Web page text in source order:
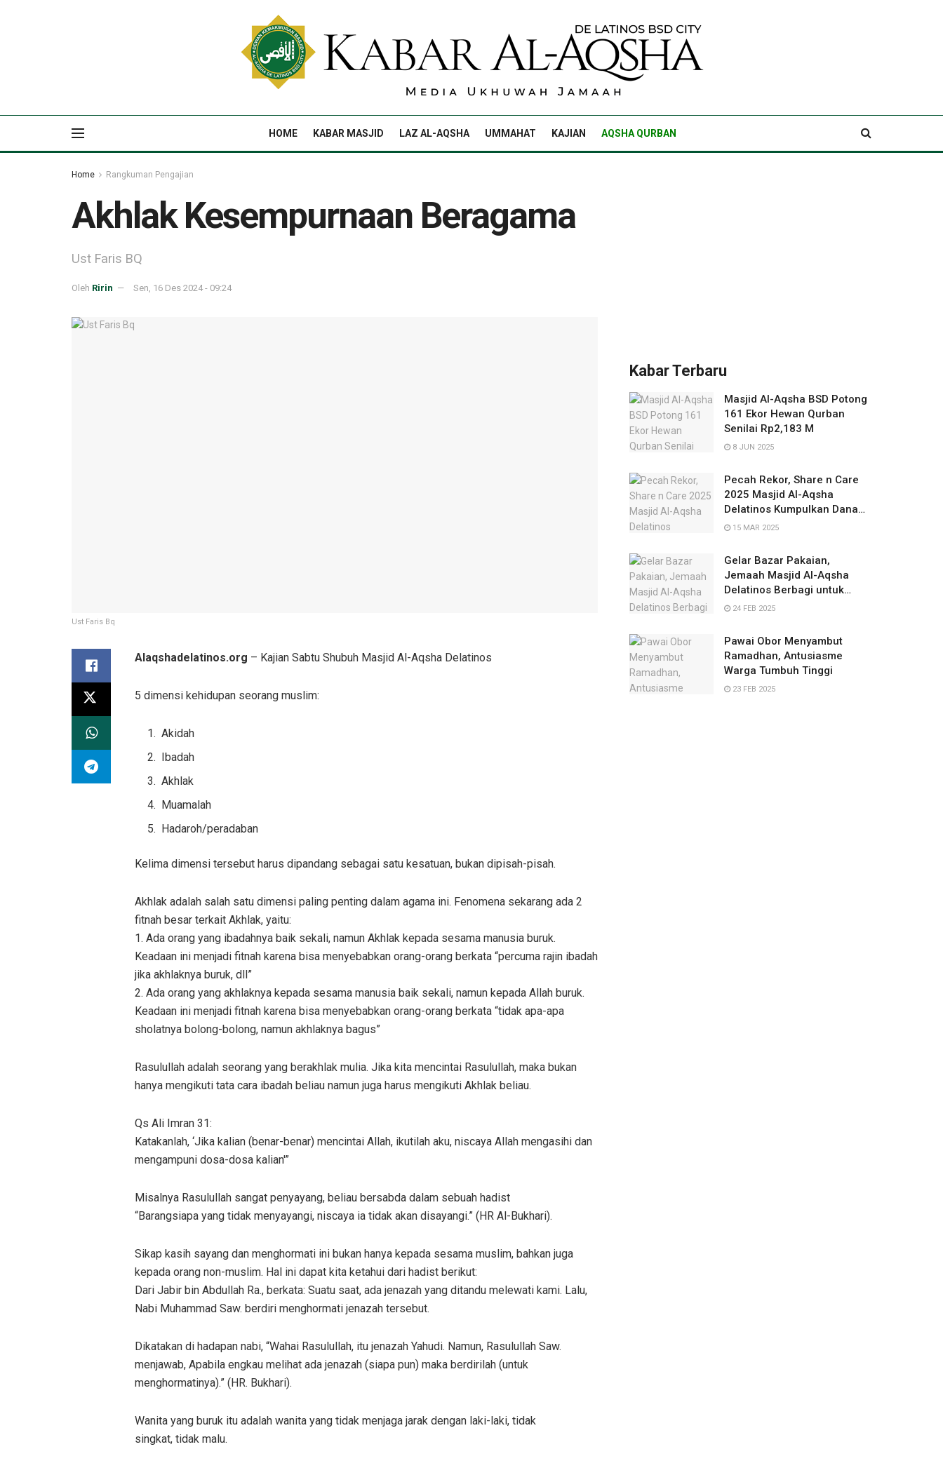
HOME KABAR MASJID LAZ AL-AQSHA UMMAHAT KAJIAN AQSHA QURBAN
Home Rangkuman Pengajian
Akhlak Kesempurnaan Beragama
Ust Faris BQ
Oleh Ririn Sen, 16 Des 2024 - 09:24
Ust Faris Bq
Alaqshadelatinos.org – Kajian Sabtu Shubuh Masjid Al-Aqsha Delatinos
5 dimensi kehidupan seorang muslim:
Akidah
Ibadah
Akhlak
Muamalah
Hadaroh/peradaban
Kelima dimensi tersebut harus dipandang sebagai satu kesatuan, bukan dipisah-pisah.
Akhlak adalah salah satu dimensi paling penting dalam agama ini. Fenomena sekarang ada 2
fitnah besar terkait Akhlak, yaitu:
1. Ada orang yang ibadahnya baik sekali, namun Akhlak kepada sesama manusia buruk.
Keadaan ini menjadi fitnah karena bisa menyebabkan orang-orang berkata “percuma rajin ibadah
jika akhlaknya buruk, dll”
2. Ada orang yang akhlaknya kepada sesama manusia baik sekali, namun kepada Allah buruk.
Keadaan ini menjadi fitnah karena bisa menyebabkan orang-orang berkata “tidak apa-apa
sholatnya bolong-bolong, namun akhlaknya bagus”
Rasulullah adalah seorang yang berakhlak mulia. Jika kita mencintai Rasulullah, maka bukan
hanya mengikuti tata cara ibadah beliau namun juga harus mengikuti Akhlak beliau.
Qs Ali Imran 31:
Katakanlah, ‘Jika kalian (benar-benar) mencintai Allah, ikutilah aku, niscaya Allah mengasihi dan
mengampuni dosa-dosa kalian'”
Misalnya Rasulullah sangat penyayang, beliau bersabda dalam sebuah hadist
“Barangsiapa yang tidak menyayangi, niscaya ia tidak akan disayangi.” (HR Al-Bukhari).
Sikap kasih sayang dan menghormati ini bukan hanya kepada sesama muslim, bahkan juga
kepada orang non-muslim. Hal ini dapat kita ketahui dari hadist berikut:
Dari Jabir bin Abdullah Ra., berkata: Suatu saat, ada jenazah yang ditandu melewati kami. Lalu,
Nabi Muhammad Saw. berdiri menghormati jenazah tersebut.
Dikatakan di hadapan nabi, “Wahai Rasulullah, itu jenazah Yahudi. Namun, Rasulullah Saw.
menjawab, Apabila engkau melihat ada jenazah (siapa pun) maka berdirilah (untuk
menghormatinya).” (HR. Bukhari).
Wanita yang buruk itu adalah wanita yang tidak menjaga jarak dengan laki-laki, tidak
singkat, tidak malu.
Kabar Terbaru
Masjid Al-Aqsha BSD Potong
161 Ekor Hewan Qurban
Senilai Rp2,183 M
8 JUN 2025
Pecah Rekor, Share n Care
2025 Masjid Al-Aqsha
Delatinos Kumpulkan Dana
Rp672 Juta
15 MAR 2025
Gelar Bazar Pakaian,
Jemaah Masjid Al-Aqsha
Delatinos Berbagi untuk
Palestina
24 FEB 2025
Pawai Obor Menyambut
Ramadhan, Antusiasme
Warga Tumbuh Tinggi
23 FEB 2025